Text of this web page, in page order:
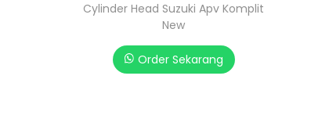
Cylinder Head Suzuki Apv Komplit
New
Order Sekarang